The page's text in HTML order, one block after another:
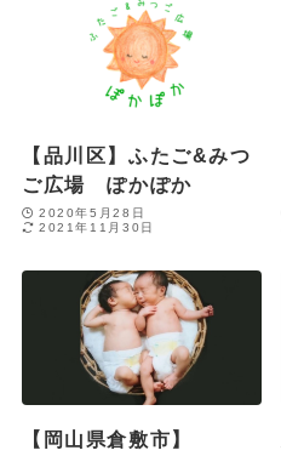
【品川区】ふたご&みつ
ご広場 ぽかぽか
2020年5月28日
2021年11月30日
【岡山県倉敷市】